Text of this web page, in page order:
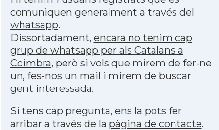
comuniquen generalment a través del
whatsapp.
Dissortadament, encara no tenim cap
grup de whatsapp per als Catalans a
Coimbra, però si vols que mirem de fer-ne
un, fes-nos un mail i mirem de buscar
gent interessada.
Si tens cap pregunta, ens la pots fer
arribar a través de la pàgina de contacte.